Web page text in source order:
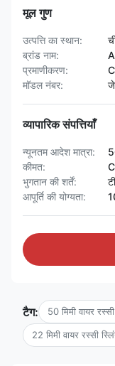
मूल गुण
उत्पत्ति का स्थान:
ब्रांड नाम:
प्रमाणीकरण:
मॉडल नंबर:
व्यापारिक संपत्तियाँ
न्यूनतम आदेश मात्रा:
कीमत:
भुगतान की शर्तें:
आपूर्ति की योग्यता:
टैग: 50 मिमी वायर
22 मिमी वायर रस्सी